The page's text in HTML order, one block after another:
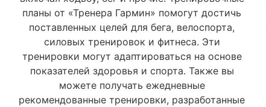
планы от «Тренера Гармин» помогут достичь
поставленных целей для бега, велоспорта,
силовых тренировок и фитнеса. Эти
тренировки могут адаптироваться на основе
показателей здоровья и спорта. Также вы
можете получать ежедневные
рекомендованные тренировки, разработанные